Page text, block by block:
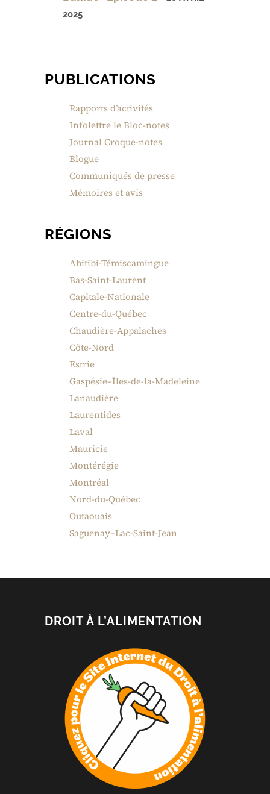
2025
PUBLICATIONS
Rapports d’activités
Infolettre le Bloc-notes
Journal Croque-notes
Blogue
Communiqués de presse
Mémoires et avis
RÉGIONS
Abitibi-Témiscamingue
Bas-Saint-Laurent
Capitale-Nationale
Centre-du-Québec
Chaudière-Appalaches
Côte-Nord
Estrie
Gaspésie–Îles-de-la-Madeleine
Lanaudière
Laurentides
Laval
Mauricie
Montérégie
Montréal
Nord-du-Québec
Outaouais
Saguenay–Lac-Saint-Jean
DROIT À L’ALIMENTATION